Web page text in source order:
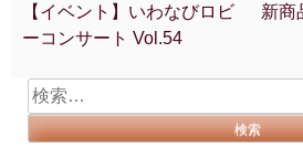
投
稿
ビ
ゲ
【イベント】いわなびロビ
ーコンサート Vol.54
新商
検
索: